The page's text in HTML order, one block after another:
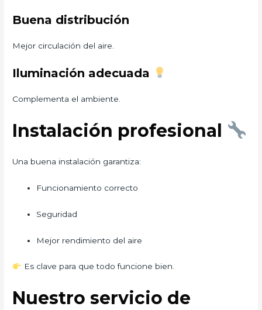
Buena distribución
Mejor circulación del aire.
Iluminación adecuada
Complementa el ambiente.
Instalación profesional
Una buena instalación garantiza:
Funcionamiento correcto
Seguridad
Mejor rendimiento del aire
Es clave para que todo funcione bien.
Nuestro servicio de